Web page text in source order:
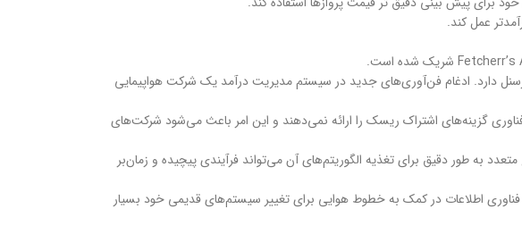
دارد. ادغام فن‌آوری‌های جدید در سیستم مدیریت درآمد یک شرکت هواپیمایی
گزینه‌های اشتراک ریسک را ارائه نمی‌دهند و این امر باعث می‌شود شرکت‌های
به طور دقیق برای تغذیه الگوریتم‌های آن می‌تواند فرآیندی پیچیده و زمان‌بر
اطلاعات در کمک به خطوط هوایی برای تغییر سیستم‌های قدیمی خود بسیار